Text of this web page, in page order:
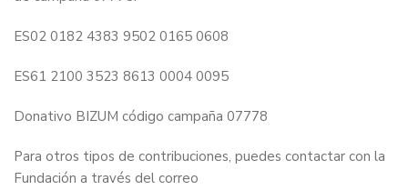
ES02 0182 4383 9502 0165 0608
ES61 2100 3523 8613 0004 0095
Donativo BIZUM código campaña 07778
Para otros tipos de contribuciones, puedes contactar con la
Fundación a través del correo